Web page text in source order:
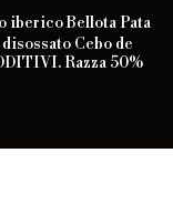
iberico Bellota Pata
Cebo de
Razza 50%